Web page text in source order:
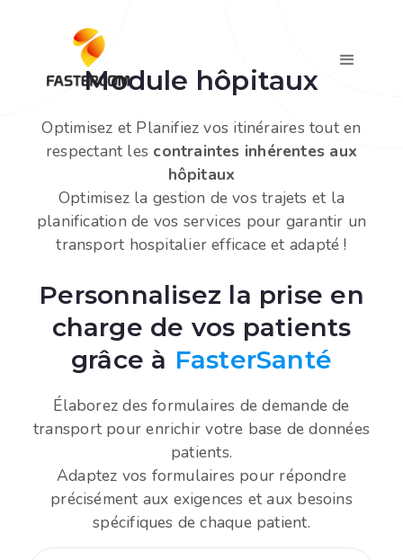
Module hôpitaux
Optimisez et Planifiez vos itinéraires tout en
respectant les contraintes inhérentes aux
hôpitaux
Optimisez la gestion de vos trajets et la
planification de vos services pour garantir un
transport hospitalier efficace et adapté !
Personnalisez la prise en
charge de vos patients
grâce à FasterSanté
Élaborez des formulaires de demande de
transport pour enrichir votre base de données
patients.
Adaptez vos formulaires pour répondre
précisément aux exigences et aux besoins
spécifiques de chaque patient.